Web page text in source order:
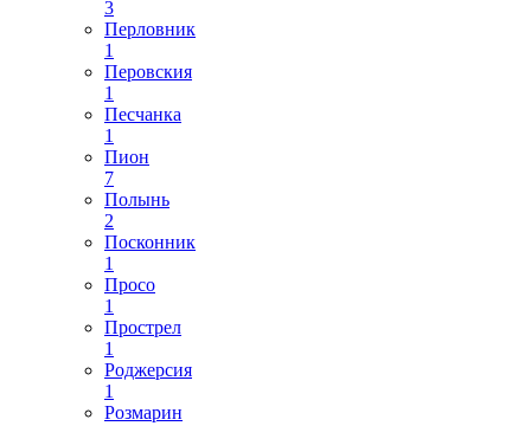
3
Перловник
1
Перовския
1
Песчанка
1
Пион
7
Полынь
2
Посконник
1
Просо
1
Прострел
1
Роджерсия
1
Розмарин